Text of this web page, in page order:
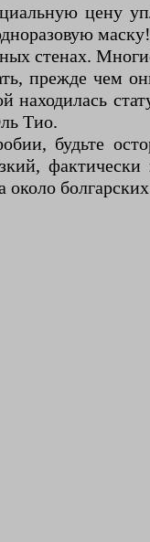
цену
стенах.
прежде чем
Тио.
будьте
фактически
около